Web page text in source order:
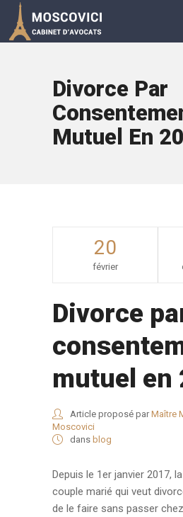
Divorce Par
Mutuel En
20
février
Divorce
mutuel en
Article proposé par Maître
Moscovici
dans blog
Depuis le 1er janvier 2017,
couple marié qui veut
de le faire sans passer